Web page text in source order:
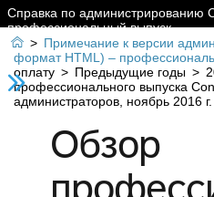
Справка по администрированию
профессиональный выпуск
 > Примечание к версии
формат HTML) –
оплату > Предыдущие годы >
профессионального выпуска
администраторов, ноябрь 2016 г.
Обзор